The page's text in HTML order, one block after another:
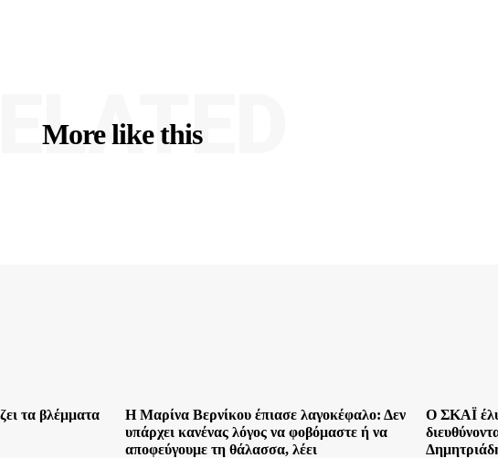
More like this
τα βλέμματα
Η Μαρίνα Βερνίκου έπιασε λαγοκέφαλο: Δεν
υπάρχει κανένας λόγος να φοβόμαστε ή να
αποφεύγουμε τη θάλασσα, λέει
Ο ΣΚΑΪ